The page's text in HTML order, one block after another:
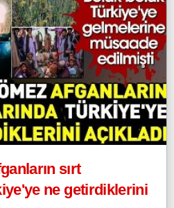
sırt
ne getirdiklerini